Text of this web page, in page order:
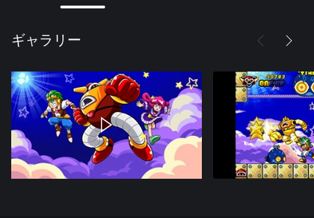
ギャラリー